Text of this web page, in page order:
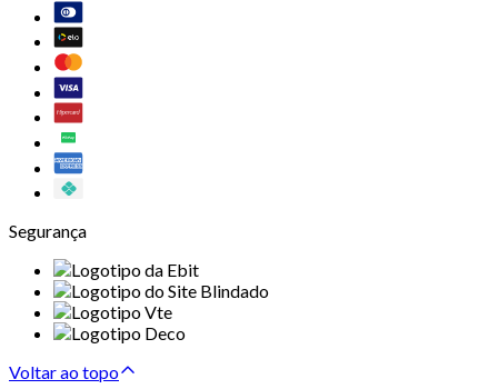
Segurança
Voltar ao topo